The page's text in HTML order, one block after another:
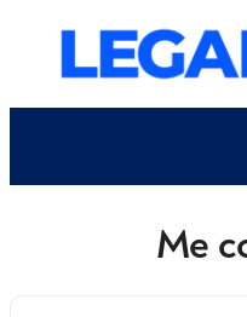
contenu
Me